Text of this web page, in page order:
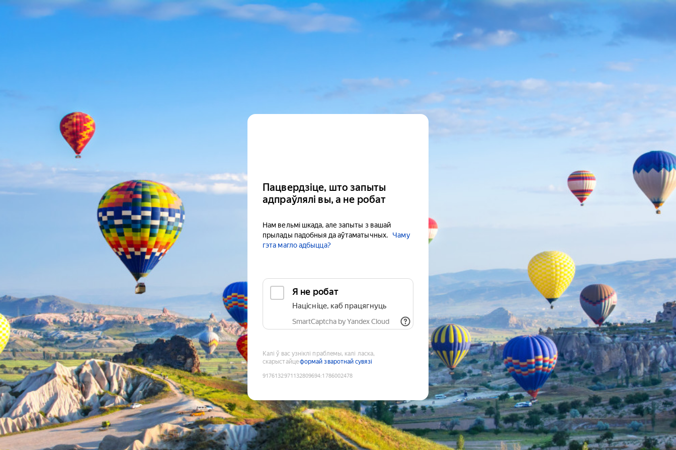
Пацвердзіце, што запыты
адпраўлялі вы, а не робат
Нам вельмі шкада, але запыты з вашай
прылады падобныя да аўтаматычных.
Чаму
гэта магло адбыцца?
Я не робат
Націсніце, каб працягнуць
SmartCaptcha by Yandex Cloud
Калі ў вас узніклі праблемы, калі ласка,
скарыстайцеформай зваротнай сувязі
9176132971132809694:1786002478